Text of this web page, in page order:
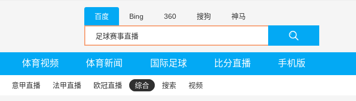
百度 Bing 360 搜狗 神马
体育视频 体育新闻 国际足球 比分直播 手机版
意甲直播 法甲直播 欧冠直播 综合 搜索 视频